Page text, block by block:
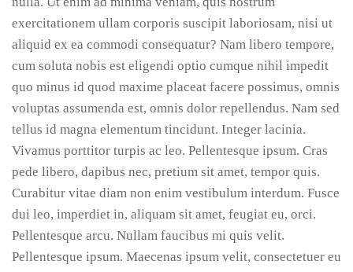
exercitationem ullam corporis suscipit laboriosam, nisi ut
aliquid ex ea commodi consequatur? Nam libero tempore,
cum soluta nobis est eligendi optio cumque nihil impedit
quo minus id quod maxime placeat facere possimus, omnis
voluptas assumenda est, omnis dolor repellendus. Nam sed
tellus id magna elementum tincidunt. Integer lacinia.
Vivamus porttitor turpis ac leo. Pellentesque ipsum. Cras
pede libero, dapibus nec, pretium sit amet, tempor quis.
Curabitur vitae diam non enim vestibulum interdum. Fusce
dui leo, imperdiet in, aliquam sit amet, feugiat eu, orci.
Pellentesque arcu. Nullam faucibus mi quis velit.
Pellentesque ipsum. Maecenas ipsum velit, consectetuer eu